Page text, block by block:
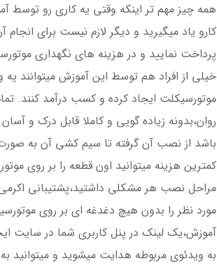
همه چیز مهم تر اینکه وقتی یه کاری رو توسط
کارو یاد میگیرید و دیگر لازم نیست برای انجام
پرداخت نمایید و در هزینه های نگهداری
خیلی از افراد هم توسط این آموزش میتوانند
موتورسیکلت ایجاد کرده و کسب درآمد کنند.
روان،بدونه زیاده گویی و کاملا قابل درک و
باشد از نصب آن گرفته تا سیم کشی آن به
کمترین هزینه میتوانید اون قطعه را بر روی
مراحل نصب هر مشکلی داشتید،پشتیبانی
مورد نظر را بدون هیچ دغدغه ای بر روی
آموزش،یک لینک در پنل کاربری شما در سایت
به ویدئوی مربوطه هدایت میشوید و میتوانید